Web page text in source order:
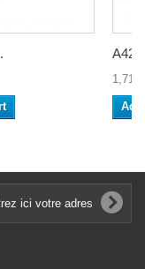
A42
1,71 €